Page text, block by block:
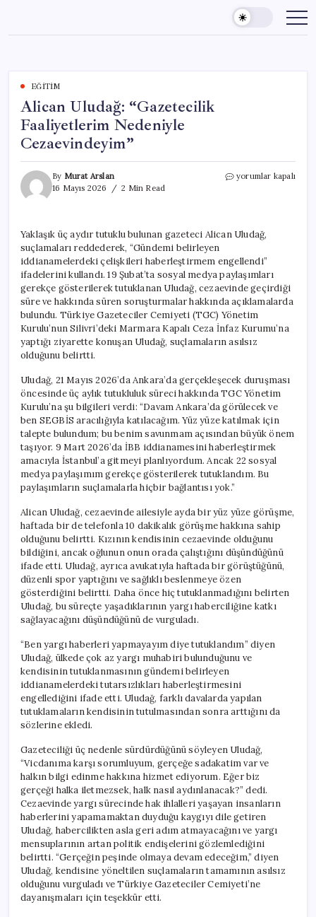
content
EĞITIM
Alican Uludağ: “Gazetecilik
Faaliyetlerim Nedeniyle
Cezaevindeyim”
By Murat Arslan
16 Mayıs 2026
2 Min Read
Alican
Cezaevindeyim”
yorumlar kapalı
Yaklaşık üç aydır tutuklu bulunan gazeteci Alican Uludağ,
suçlamaları reddederek, “Gündemi belirleyen
iddianamelerdeki çelişkileri haberleştirmem engellendi”
ifadelerini kullandı. 19 Şubat’ta sosyal medya paylaşımları
gerekçe gösterilerek tutuklanan Uludağ, cezaevinde geçirdiği
süre ve hakkında süren soruşturmalar hakkında açıklamalarda
bulundu. Türkiye Gazeteciler Cemiyeti (TGC) Yönetim
Kurulu’nun Silivri’deki Marmara Kapalı Ceza İnfaz Kurumu’na
yaptığı ziyarette konuşan Uludağ, suçlamaların asılsız
olduğunu belirtti.
Uludağ, 21 Mayıs 2026’da Ankara’da gerçekleşecek duruşması
öncesinde üç aylık tutukluluk süreci hakkında TGC Yönetim
Kurulu’na şu bilgileri verdi: “Davam Ankara’da görülecek ve
ben SEGBİS aracılığıyla katılacağım. Yüz yüze katılmak için
talepte bulundum; bu benim savunmam açısından büyük önem
taşıyor. 9 Mart 2026’da İBB iddianamesini haberleştirmek
amacıyla İstanbul’a gitmeyi planlıyordum. Ancak 22 sosyal
medya paylaşımım gerekçe gösterilerek tutuklandım. Bu
paylaşımların suçlamalarla hiçbir bağlantısı yok.”
Alican Uludağ, cezaevinde ailesiyle ayda bir yüz yüze görüşme,
haftada bir de telefonla 10 dakikalık görüşme hakkına sahip
olduğunu belirtti. Kızının kendisinin cezaevinde olduğunu
bildiğini, ancak oğlunun onun orada çalıştığını düşündüğünü
ifade etti. Uludağ, ayrıca avukatıyla haftada bir görüştüğünü,
düzenli spor yaptığını ve sağlıklı beslenmeye özen
gösterdiğini belirtti. Daha önce hiç tutuklanmadığını belirten
Uludağ, bu süreçte yaşadıklarının yargı haberciliğine katkı
sağlayacağını düşündüğünü de vurguladı.
“Ben yargı haberleri yapmayayım diye tutuklandım” diyen
Uludağ, ülkede çok az yargı muhabiri bulunduğunu ve
kendisinin tutuklanmasının gündemi belirleyen
iddianamelerdeki tutarsızlıkları haberleştirmesini
engellediğini ifade etti. Uludağ, farklı davalarda yapılan
tutuklamaların kendisinin tutulmasından sonra arttığını da
sözlerine ekledi.
Gazeteciliği üç nedenle sürdürdüğünü söyleyen Uludağ,
“Vicdanıma karşı sorumluyum, gerçeğe sadakatim var ve
halkın bilgi edinme hakkına hizmet ediyorum. Eğer biz
gerçeği halka iletmezsek, halk nasıl aydınlanacak?” dedi.
Cezaevinde yargı sürecinde hak ihlalleri yaşayan insanların
haberlerini yapamamaktan duyduğu kaygıyı dile getiren
Uludağ, habercilikten asla geri adım atmayacağını ve yargı
mensuplarının artan politik endişelerini gözlemlediğini
belirtti. “Gerçeğin peşinde olmaya devam edeceğim,” diyen
Uludağ, kendisine yöneltilen suçlamaların tamamının asılsız
olduğunu vurguladı ve Türkiye Gazeteciler Cemiyeti’ne
dayanışmaları için teşekkür etti.